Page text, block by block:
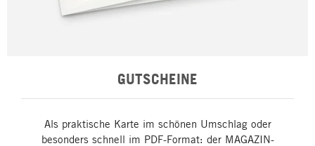
GUTSCHEINE
Als praktische Karte im schönen Umschlag oder
besonders schnell im PDF-Format: der MAGAZIN-